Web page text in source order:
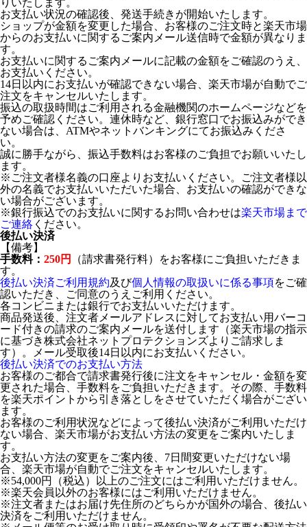
りいたします。
お支払い状況の確認後、発送手続きが開始いたします。
ショップが金額を変更した場合、お客様のご注文時と楽天市場
からのお支払いに関するご案内メール送信時で金額が異なりま
す。
お支払いに関するご案内メールに記載の金額をご確認のうえ、
お支払いください。
14日以内にお支払いが確認できない場合、楽天市場が自動でご
注文をキャンセルいたします。
振込の取扱時間はご利用される金融機関のホームページなどを
予めご確認ください。連休時など、銀行窓口でお振込みができ
ない場合は、ATMやネットバンキングにてお振込みくださ
い。
誠に勝手ながら、振込手数料はお客様のご負担でお願いいたし
ます。
※ご注文者様名義の口座よりお支払いください。ご注文者様以
外の名義でお支払いいただいた場合、お支払いの確認ができな
い場合がございます。
※銀行振込でのお支払いに関するお問い合わせは楽天市場まで
ご連絡 ください。
後払い決済
【備考】
手数料： 250円
（請求書発行料）をお客様にご負担いただきま
す。
後払い決済ご利用規約及び個人情報の取扱いに係る事項をご確
認いただき、ご同意のうえご利用ください。
各コンビニまたは銀行でお支払いいただけます。
商品発送後、注文者メールアドレスに対してお支払い用バーコ
ード付きの請求のご案内メールを送付します（楽天市場の指示
に基づき株式会社ネットプロテクションズよりご請求しま
す）。メール受取後14日以内にお支払いください。
後払い決済でのお支払い方法
お客様のご都合で請求書発行後に注文をキャンセル・金額を変
更された場合、手数料をご負担いただきます。その際、手数料
を楽天ポイントから引き落としをさせていただく場合がござい
ます。
お客様のご利用状況などによって後払い決済がご利用いただけ
ない場合、楽天市場がお支払い方法の変更をご案内いたしま
す。
お支払い方法の変更をご案内後、7日間変更いただけない場
合、楽天市場が自動でご注文をキャンセルいたします。
※54,000円（税込）以上のご注文にはご利用いただけません。
※楽天会員以外のお客様にはご利用いただけません。
※注文者またはお届け先住所のどちらかが国外の場合、後払い
決済をご利用いただけません。